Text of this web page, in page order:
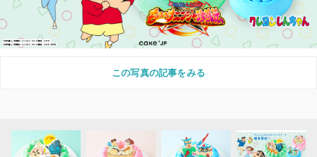
この写真の記事をみる